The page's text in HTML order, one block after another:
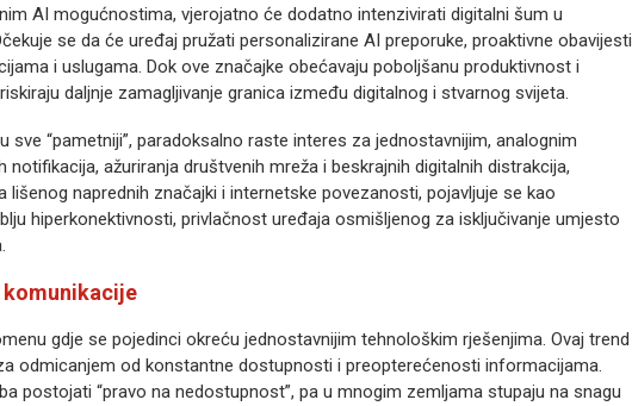
AI mogućnostima, vjerojatno će dodatno intenzivirati digitalni šum u
se da će uređaj pružati personalizirane AI preporuke, proaktivne obavijesti
i uslugama. Dok ove značajke obećavaju poboljšanu produktivnost i
daljnje zamagljivanje granica između digitalnog i stvarnog svijeta.
sve “pametniji”, paradoksalno raste interes za jednostavnijim, analognim
notifikacija, ažuriranja društvenih mreža i beskrajnih digitalnih distrakcija,
lišenog naprednih značajki i internetske povezanosti, pojavljuje se kao
hiperkonektivnosti, privlačnost uređaja osmišljenog za isključivanje umjesto
komunikacije
gdje se pojedinci okreću jednostavnijim tehnološkim rješenjima. Ovaj trend
odmicanjem od konstantne dostupnosti i preopterećenosti informacijama.
postojati “pravo na nedostupnost”, pa u mnogim zemljama stupaju na snagu